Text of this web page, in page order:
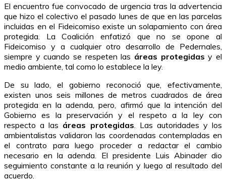
El encuentro fue convocado de urgencia tras la advertencia
que hizo el colectivo el pasado lunes de que en las parcelas
incluidas en el Fideicomiso existe un solapamiento con área
protegida. La Coalición enfatizó que no se opone al
Fideicomiso y a cualquier otro desarrollo de Pedernales,
siempre y cuando se respeten las áreas protegidas y el
medio ambiente, tal como lo establece la ley.
De su lado, el gobierno reconoció que, efectivamente,
existen unos seis millones de metros cuadrados de área
protegida en la adenda, pero, afirmó que la intención del
Gobierno es la preservación y el respeto a la ley con
respecto a las áreas protegidas . Las autoridades y los
ambientalistas validaron las coordenadas contempladas en
el contrato para luego proceder a redactar el cambio
necesario en la adenda. El presidente Luis Abinader dio
seguimiento constante a la reunión y luego al resultado del
acuerdo.